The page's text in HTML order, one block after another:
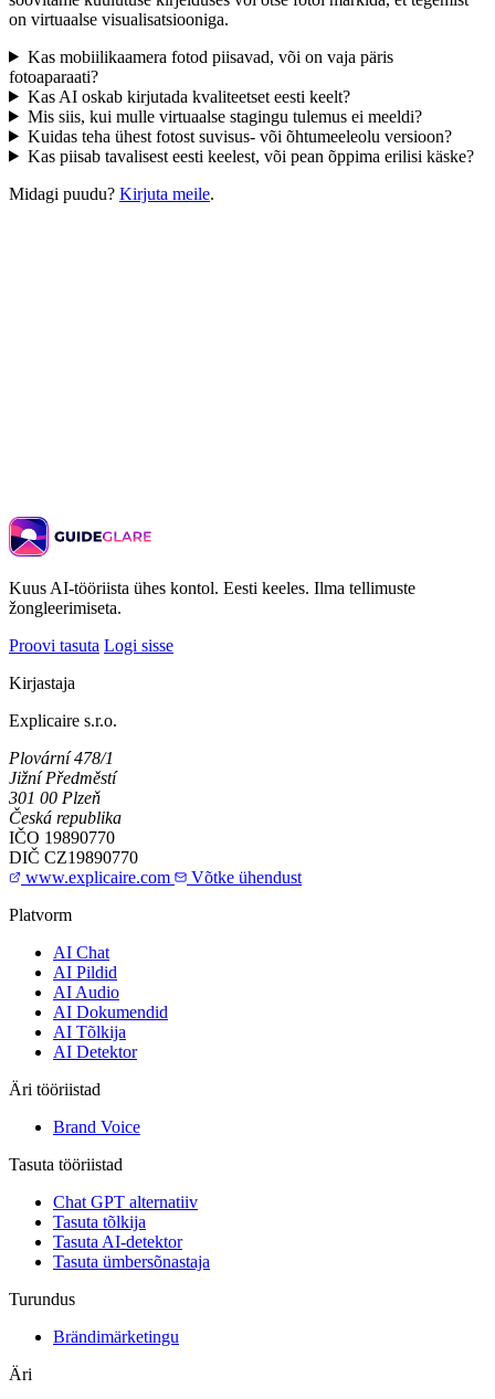
on virtuaalse visualisatsiooniga.
Kas mobiilikaamera fotod piisavad, või on vaja päris
fotoaparaati?
Kas AI oskab kirjutada kvaliteetset eesti keelt?
Mis siis, kui mulle virtuaalse stagingu tulemus ei meeldi?
Kuidas teha ühest fotost suvisus- või õhtumeeleolu versioon?
Kas piisab tavalisest eesti keelest, või pean õppima erilisi käske?
Midagi puudu? Kirjuta meile.
Kuus AI-tööriista ühes kontol. Eesti keeles. Ilma tellimuste
žongleerimiseta.
Proovi tasuta Logi sisse
Kirjastaja
Explicaire s.r.o.
Plovární 478/1
Jižní Předměstí
301 00 Plzeň
Česká republika
IČO 19890770
DIČ CZ19890770
www.explicaire.com
Võtke ühendust
Platvorm
AI Chat
AI Pildid
AI Audio
AI Dokumendid
AI Tõlkija
AI Detektor
Äri tööriistad
Brand Voice
Tasuta tööriistad
Chat GPT alternatiiv
Tasuta tõlkija
Tasuta AI-detektor
Tasuta ümbersõnastaja
Turundus
Brändimärketingu
Äri